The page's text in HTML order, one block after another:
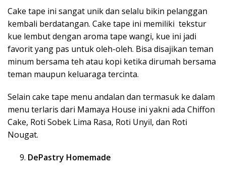
Cake tape ini sangat unik dan selalu bikin pelanggan
kembali berdatangan. Cake tape ini memiliki tekstur
kue lembut dengan aroma tape wangi, kue ini jadi
favorit yang pas untuk oleh-oleh. Bisa disajikan teman
minum bersama teh atau kopi ketika dirumah bersama
teman maupun keluaraga tercinta.
Selain cake tape menu andalan dan termasuk ke dalam
menu terlaris dari Mamaya House ini yakni ada Chiffon
Cake, Roti Sobek Lima Rasa, Roti Unyil, dan Roti
Nougat.
DePastry Homemade